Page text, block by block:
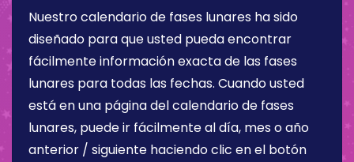
Nuestro calendario de fases lunares ha sido
diseñado para que usted pueda encontrar
fácilmente información exacta de las fases
lunares para todas las fechas. Cuando usted
está en una página del calendario de fases
lunares, puede ir fácilmente al día, mes o año
anterior / siguiente haciendo clic en el botón